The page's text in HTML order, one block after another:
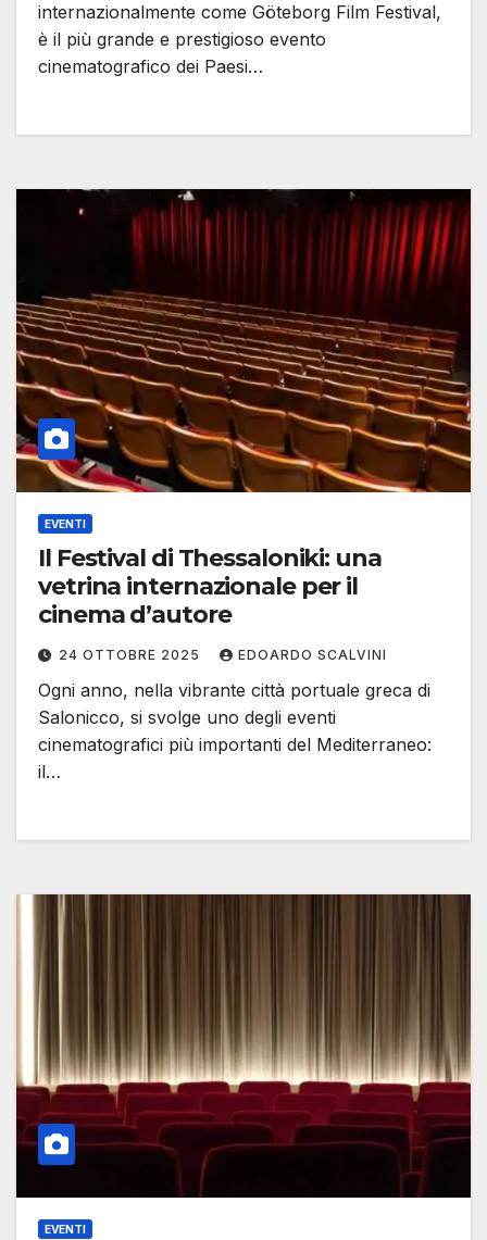
internazionalmente come Göteborg Film Festival,
è il più grande e prestigioso evento
cinematografico dei Paesi…
EVENTI
Il Festival di Thessaloniki: una
vetrina internazionale per il
cinema d’autore
24 OTTOBRE 2025 EDOARDO SCALVINI
Ogni anno, nella vibrante città portuale greca di
Salonicco, si svolge uno degli eventi
cinematografici più importanti del Mediterraneo:
il…
EVENTI